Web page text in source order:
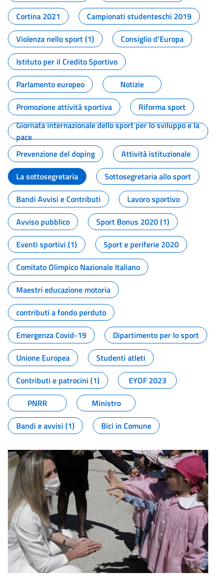
Cortina 2021
Campionati studenteschi 2019
Violenza nello sport (1)
Consiglio d'Europa
Istituto per il Credito Sportivo
Parlamento europeo
Notizie
Promozione attività sportiva
Riforma sport
Giornata internazionale dello sport per lo sviluppo e la
pace
Prevenzione del doping
Attività istituzionale
La sottosegretaria
Sottosegretaria allo sport
Bandi Avvisi e Contributi
Lavoro sportivo
Avviso pubblico
Sport Bonus 2020 (1)
Eventi sportivi (1)
Sport e periferie 2020
Comitato Olimpico Nazionale Italiano
Maestri educazione motoria
contributi a fondo perduto
Emergenza Covid-19
Dipartimento per lo sport
Unione Europea
Studenti atleti
Contributi e patrocini (1)
EYOF 2023
PNRR
Ministro
Bandi e avvisi (1)
Bici in Comune